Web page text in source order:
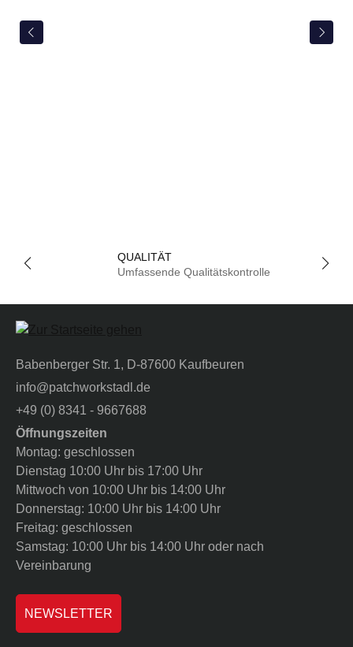
QUALITÄT
Umfassende Qualitätskontrolle
Babenberger Str. 1, D-87600 Kaufbeuren
info@patchworkstadl.de
+49 (0) 8341 - 9667688
Öffnungszeiten
Montag: geschlossen
Dienstag 10:00 Uhr bis 17:00 Uhr
Mittwoch von 10:00 Uhr bis 14:00 Uhr
Donnerstag: 10:00 Uhr bis 14:00 Uhr
Freitag: geschlossen
Samstag: 10:00 Uhr bis 14:00 Uhr oder nach
Vereinbarung
NEWSLETTER